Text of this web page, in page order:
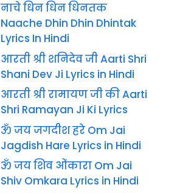
नाचे धिन धिन धिनतक
Naache Dhin Dhin Dhintak
Lyrics In Hindi
आरती श्री शनिदेव जी Aarti Shri
Shani Dev Ji Lyrics in Hindi
आरती श्री रामायण जी की Aarti
Shri Ramayan Ji Ki Lyrics
ॐ जय जगदीश हरे Om Jai
Jagdish Hare Lyrics in Hindi
ॐ जय शिव ओंकारा Om Jai
Shiv Omkara Lyrics in Hindi